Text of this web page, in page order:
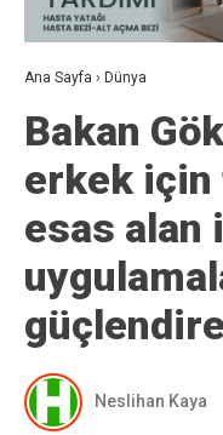
Ana Sayfa › Dünya
Bakan
erkek
esas alan
Neslihan Kaya